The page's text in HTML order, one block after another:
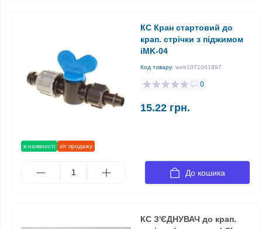
в наявності хіт продажу
КС Кран стартовий до
крап. стрічки з піджимом
iMK-04
Код товару: web1071041897
0
15.22 грн.
До кошика
КС З'ЄДНУВАЧ до крап.